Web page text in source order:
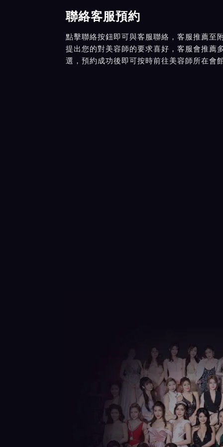
聯絡客服預約
點擊聯絡按鈕即可與客服聯絡，客服推薦至
提出您的對美容師的要求喜好，客服會推薦
選，預約成功後即可按時前往美容師所在會